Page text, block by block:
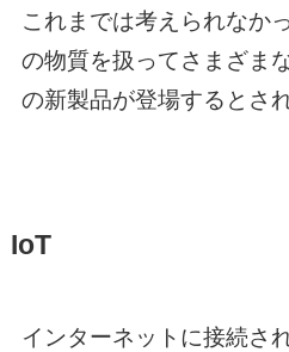
これまでは考えられなか
の物質を扱ってさまざま
の新製品が登場するとさ
IoT
インターネットに接続さ